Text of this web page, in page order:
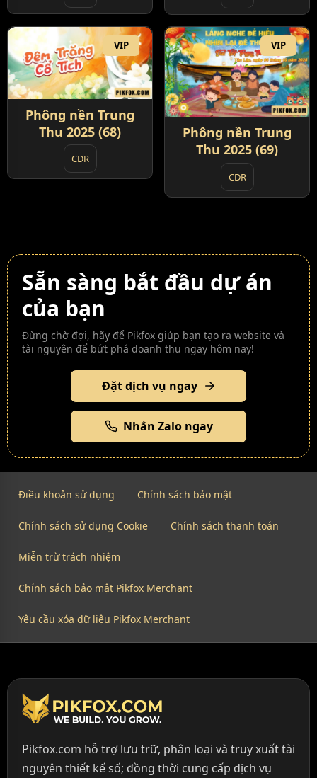
VIP
Phông nền Trung
Thu 2025 (68)
CDR
VIP
Phông nền Trung
Thu 2025 (69)
CDR
Sẵn sàng bắt đầu dự án
của bạn
Đừng chờ đợi, hãy để Pikfox giúp bạn tạo ra website và
tài nguyên để bứt phá doanh thu ngay hôm nay!
Đặt dịch vụ ngay
Nhắn Zalo ngay
Điều khoản sử dụng Chính sách bảo mật
Chính sách sử dụng Cookie Chính sách thanh toán
Miễn trừ trách nhiệm
Chính sách bảo mật Pikfox Merchant
Yêu cầu xóa dữ liệu Pikfox Merchant
Pikfox.com hỗ trợ lưu trữ, phân loại và truy xuất tài
nguyên thiết kế số; đồng thời cung cấp dịch vụ